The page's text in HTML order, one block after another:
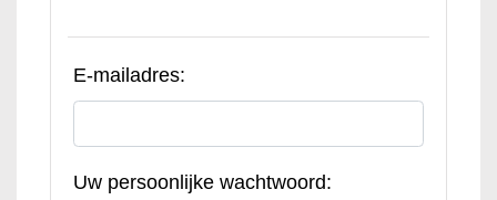
E-mailadres:
Uw persoonlijke wachtwoord: